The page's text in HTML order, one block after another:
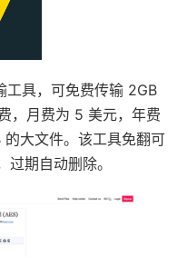
具，可免费传输 2GB
，月费为 5 美元，年费
大文件。该工具免翻可
期自动删除。